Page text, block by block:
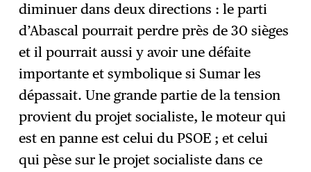
diminuer dans deux directions : le parti
d’Abascal pourrait perdre près de 30 sièges
et il pourrait aussi y avoir une défaite
importante et symbolique si Sumar les
dépassait. Une grande partie de la tension
provient du projet socialiste, le moteur qui
est en panne est celui du PSOE ; et celui
qui pèse sur le projet socialiste dans ce